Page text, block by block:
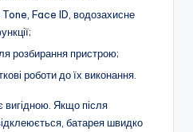
Face ID, водозахисне
розбирання пристрою;
роботи до їх виконання.
вигідною. Якщо після
батарея швидко